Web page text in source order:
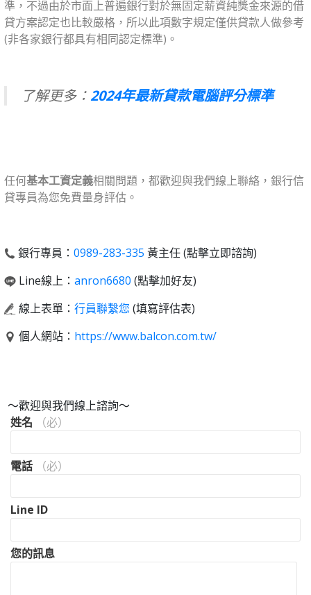
準，不過由於市面上普遍銀行對於無固定薪資純獎金來源的借
貸方案認定也比較嚴格，所以此項數字規定僅供貸款人做參考
(非各家銀行都具有相同認定標準)。
了解更多： 2024年最新貸款電腦評分標準
任何基本工資定義相關問題，都歡迎與我們線上聯絡，銀行信
貸專員為您免費量身評估。
銀行專員：0989-283-335 黃主任 (點擊立即諮詢)
Line線上：anron6680 (點擊加好友)
線上表單：行員聯繫您 (填寫評估表)
個人網站： https://www.balcon.com.tw/
～歡迎與我們線上諮詢～
姓名 （必）
電話 （必）
Line ID
您的訊息